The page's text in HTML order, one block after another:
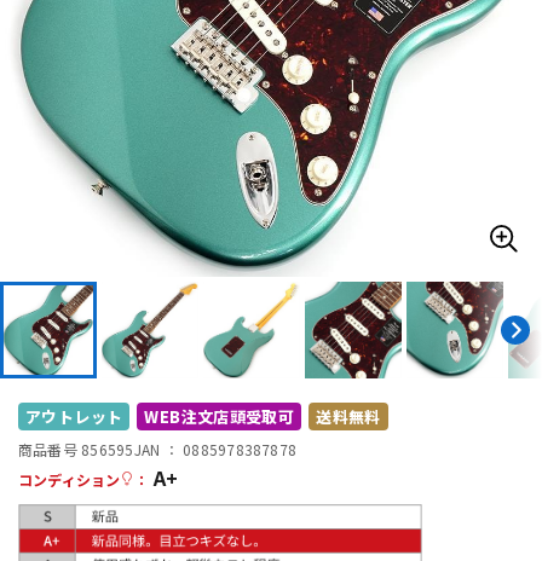
その他楽器
エフェクター
DJ機器
DTM オンライン納品 レコーディング機器
配信/ライブ機器 楽器アクセサリ
アウトレット WEB注文店頭受取可 送料無料
商品番号 856595JAN ： 0885978387878
コンディション
： A+